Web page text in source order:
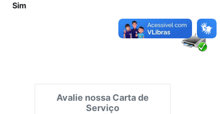
Sim
Avalie nossa Carta de
Serviço